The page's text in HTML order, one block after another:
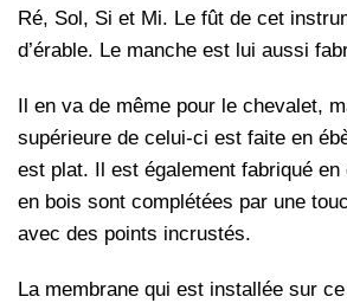
Ré, Sol, Si et Mi. Le fût de cet
d’érable. Le manche est lui aussi
Il en va de même pour le chevalet,
supérieure de celui-ci est faite en
est plat. Il est également fabriqué
en bois sont complétées par une
avec des points incrustés.
La membrane qui est installée sur